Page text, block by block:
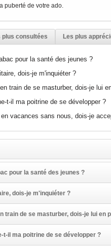
puberté de votre ado.
plus consultées Les plus
pour la santé des jeunes ?
dois-je m'inquiéter ?
train de se masturber, dois-je lui
t-il ma poitrine de se développer ?
vacances sans nous, dois-je
pour la santé des jeunes ?
dois-je m'inquiéter ?
train de se masturber, dois-je lui en
t-il ma poitrine de se développer ?